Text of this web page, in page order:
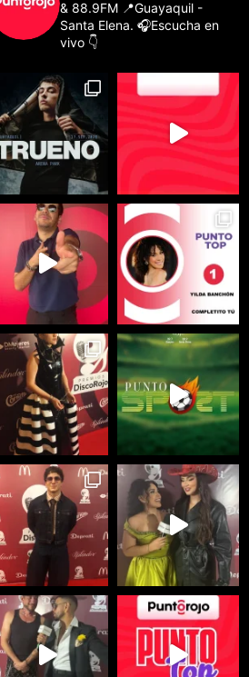
& 88.9FM📍Guayaquil -
Santa Elena. 🎧Escucha en
vivo 👇